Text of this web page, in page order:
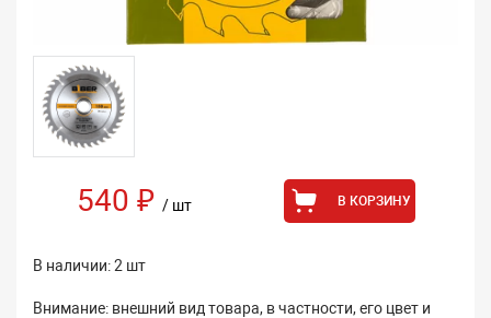
540 ₽ / шт В КОРЗИНУ
В наличии: 2 шт
Внимание: внешний вид товара, в частности, его цвет и